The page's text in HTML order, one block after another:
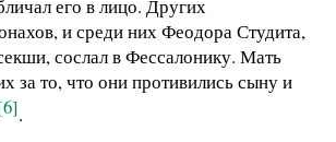
его в лицо. Других
и среди них Феодора Студита,
сослал в Фессалонику. Мать
за то, что они противились сыну и
.